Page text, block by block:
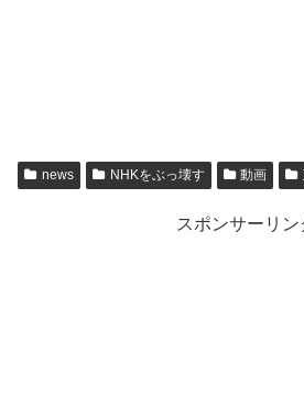
news NHKをぶっ壊す 動画
スポンサーリン